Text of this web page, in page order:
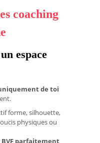
coaching
espace
de toi
forme, silhouette,
physiques ou
parfaitement